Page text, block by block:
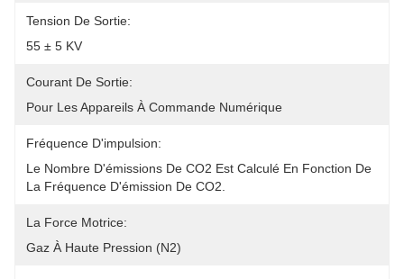
Tension De Sortie:
55 ± 5 KV
Courant De Sortie:
Pour Les Appareils À Commande Numérique
Fréquence D'impulsion:
Le Nombre D'émissions De CO2 Est Calculé En Fonction De
La Fréquence D'émission De CO2.
La Force Motrice:
Gaz À Haute Pression (N2)